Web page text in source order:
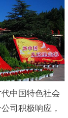
中国特色社会
司积极响应，